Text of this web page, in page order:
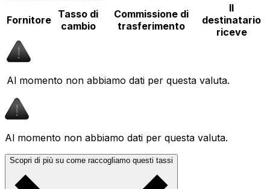
Fornitore Tasso di
cambio
Commissione di
trasferimento
Il
destinatario
riceve
Al momento non abbiamo dati per questa valuta.
Al momento non abbiamo dati per questa valuta.
Scopri di più su come raccogliamo questi tassi